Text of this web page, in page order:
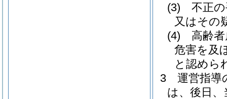
(3)
不正
又はその
(4)
高齢
危害を及
と認めら
3
運営指導
は、後日